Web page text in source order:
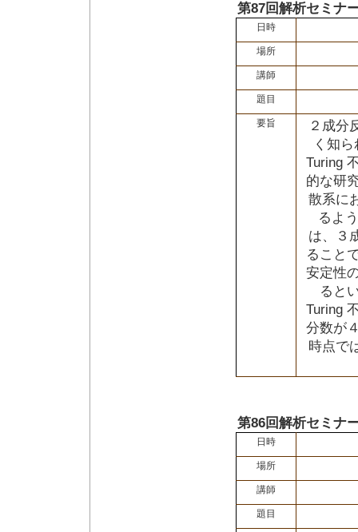
第87回解析セミナ
日時
場所
講師
題目
要旨
２成分
く知
Turing
的な研
散系に
るよ
は、３
ること
安定性
ると
Turing
分数が
時点で
第86回解析セミナ
日時
場所
講師
題目